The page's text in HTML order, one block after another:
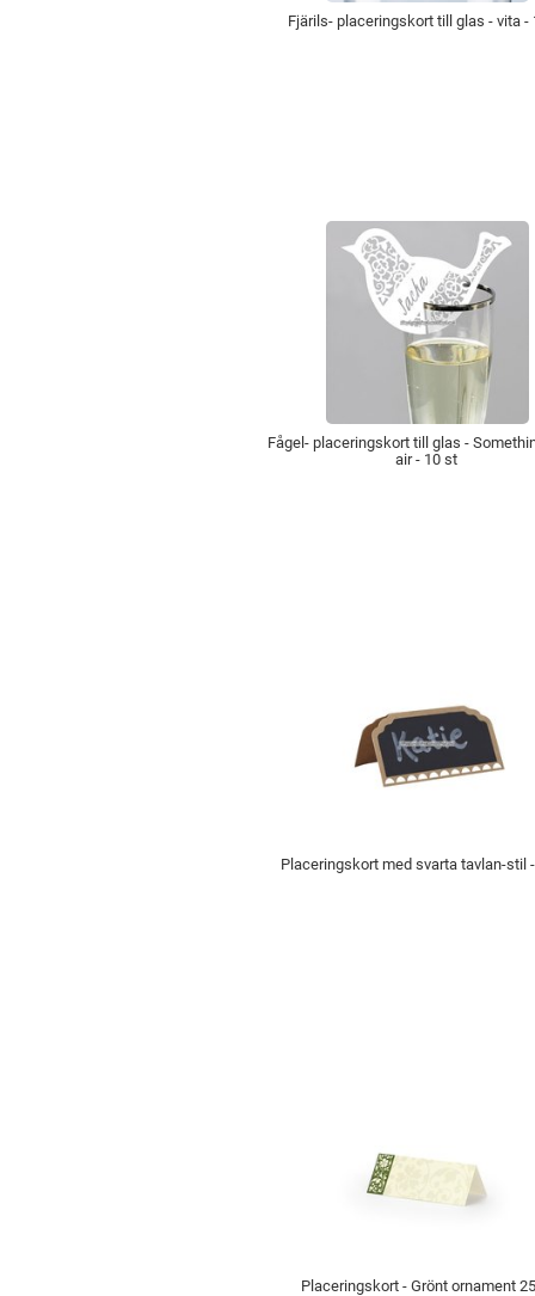
Fjärils- placeringskort till glas - vita -
Fågel- placeringskort till glas -
air - 10 st
Placeringskort med svarta tavlan-stil
Placeringskort - Grönt ornament